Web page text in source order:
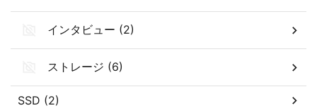
インタビュー (2)
ストレージ (6)
SSD (2)